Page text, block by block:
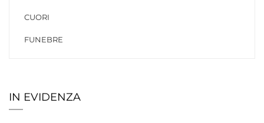
CUORI
FUNEBRE
IN EVIDENZA